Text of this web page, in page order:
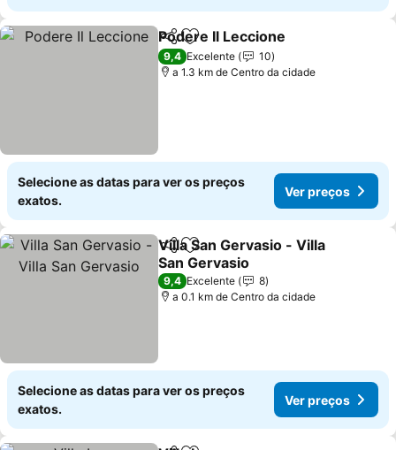
PartilharAdicionar aos favoritos
Podere Il Leccione
9,4 Excelente
10
a 1.3 km de Centro da cidade
Selecione as datas para ver os preços
exatos.
Ver preços
PartilharAdicionar aos favoritos
Villa San Gervasio - Villa
San Gervasio
9,4 Excelente
8
a 0.1 km de Centro da cidade
Selecione as datas para ver os preços
exatos.
Ver preços